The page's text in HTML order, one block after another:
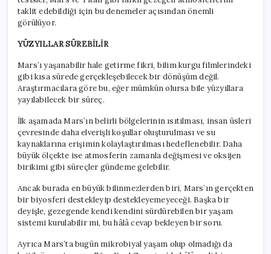
taklit edebildiği için bu denemeler açısından önemli
görülüyor.
YÜZYILLAR SÜREBİLİR
Mars’ı yaşanabilir hale getirme fikri, bilim kurgu filmlerindeki
gibi kısa sürede gerçekleşebilecek bir dönüşüm değil.
Araştırmacılara göre bu, eğer mümkün olursa bile yüzyıllara
yayılabilecek bir süreç.
İlk aşamada Mars’ın belirli bölgelerinin ısıtılması, insan üsleri
çevresinde daha elverişli koşullar oluşturulması ve su
kaynaklarına erişimin kolaylaştırılması hedeflenebilir. Daha
büyük ölçekte ise atmosferin zamanla değişmesi ve oksijen
birikimi gibi süreçler gündeme gelebilir.
Ancak burada en büyük bilinmezlerden biri, Mars’ın gerçekten
bir biyosferi destekleyip destekleyemeyeceği. Başka bir
deyişle, gezegende kendi kendini sürdürebilen bir yaşam
sistemi kurulabilir mi, bu hâlâ cevap bekleyen bir soru.
Ayrıca Mars’ta bugün mikrobiyal yaşam olup olmadığı da